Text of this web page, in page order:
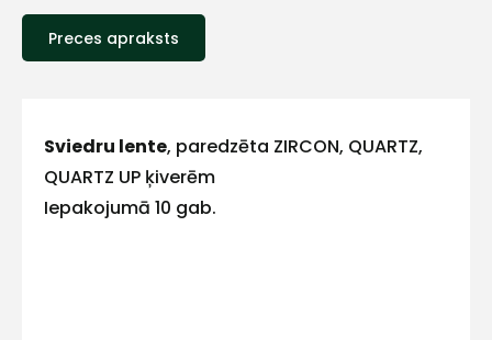
Preces apraksts
Sviedru lente, paredzēta ZIRCON, QUARTZ,
QUARTZ UP ķiverēm
Iepakojumā 10 gab.